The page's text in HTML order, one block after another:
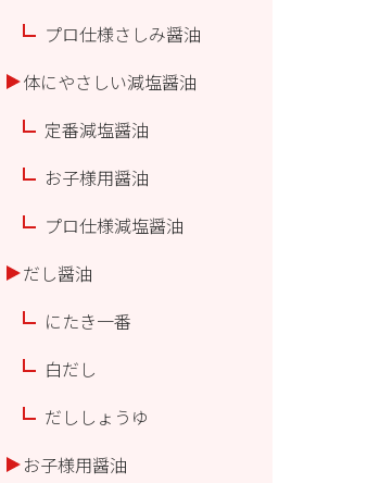
プロ仕様さしみ醤油
体にやさしい減塩醤油
定番減塩醤油
お子様用醤油
プロ仕様減塩醤油
だし醤油
にたき一番
白だし
だししょうゆ
お子様用醤油